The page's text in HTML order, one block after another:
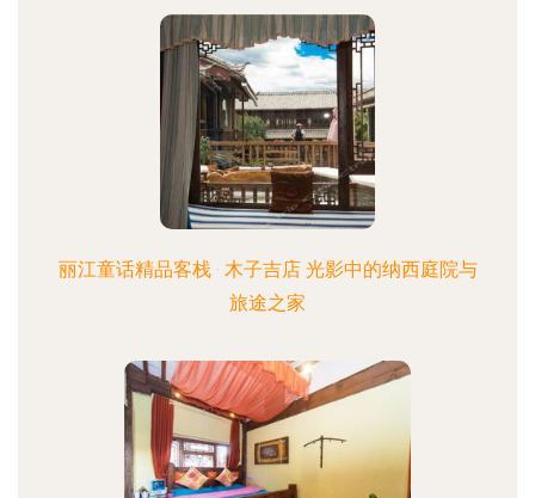
丽江童话精品客栈 · 木子吉店 光影中的纳西庭院与
旅途之家